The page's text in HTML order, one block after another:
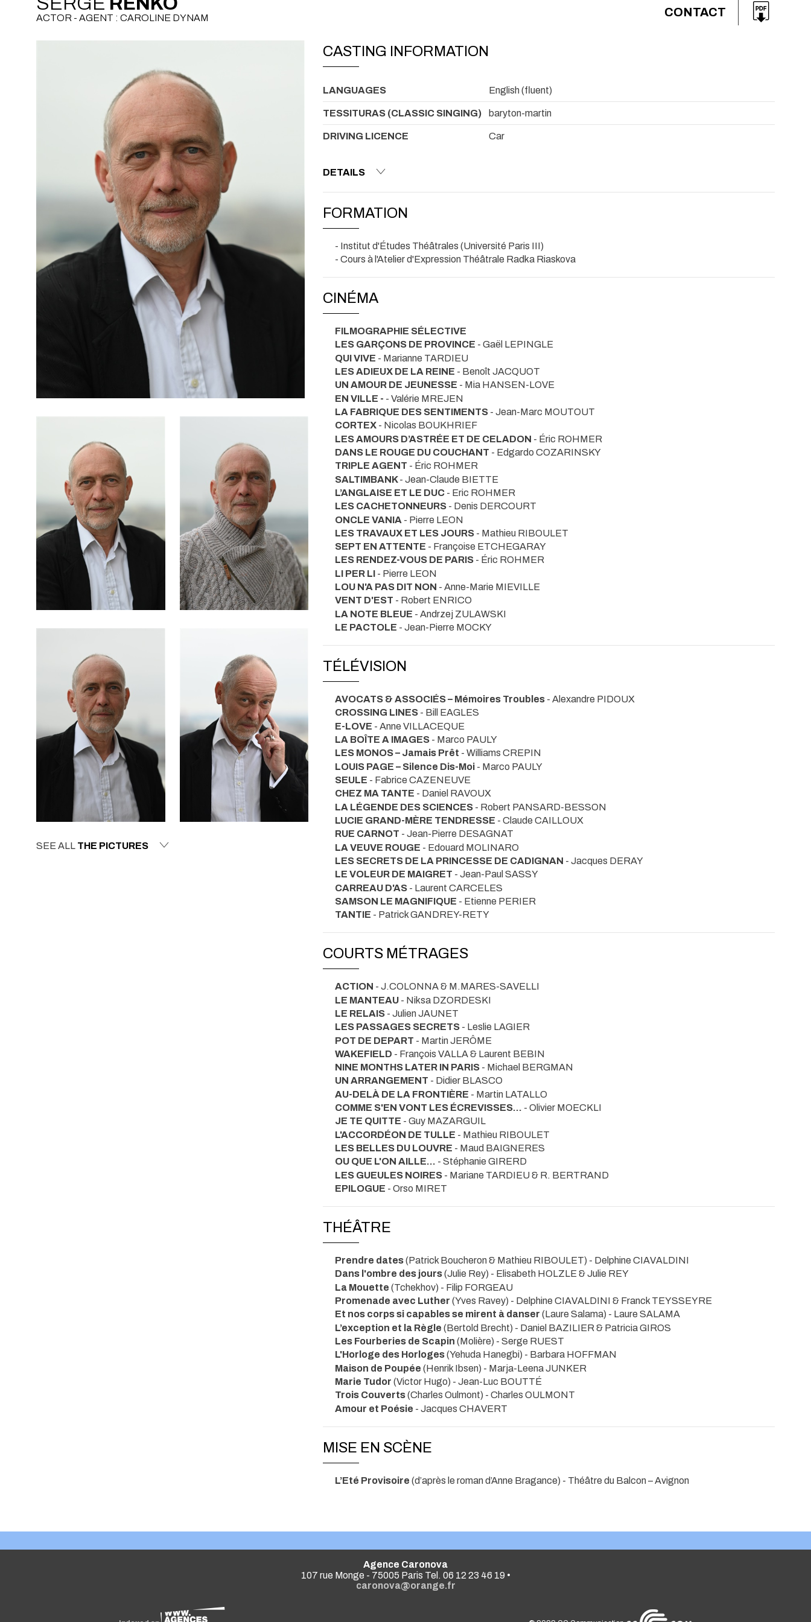
ACTOR - AGENT : CAROLINE DYNAM CONTACT
SEE ALL THE PICTURES
CASTING INFORMATION
LANGUAGES English (fluent)
TESSITURAS (CLASSIC SINGING) baryton-martin
DRIVING LICENCE Car
DETAILS
FORMATION
- Institut d'Études Théâtrales (Université Paris III)
- Cours à l'Atelier d'Expression Théâtrale Radka Riaskova
CINÉMA
FILMOGRAPHIE SÉLECTIVE
LES GARÇONS DE PROVINCE - Gaël LEPINGLE
QUI VIVE - Marianne TARDIEU
LES ADIEUX DE LA REINE - Benoît JACQUOT
UN AMOUR DE JEUNESSE - Mia HANSEN-LOVE
EN VILLE - - Valérie MREJEN
LA FABRIQUE DES SENTIMENTS - Jean-Marc MOUTOUT
CORTEX - Nicolas BOUKHRIEF
LES AMOURS D’ASTRÉE ET DE CELADON - Éric ROHMER
DANS LE ROUGE DU COUCHANT - Edgardo COZARINSKY
TRIPLE AGENT - Éric ROHMER
SALTIMBANK- Jean-Claude BIETTE
L’ANGLAISE ET LE DUC - Eric ROHMER
LES CACHETONNEURS - Denis DERCOURT
ONCLE VANIA - Pierre LEON
LES TRAVAUX ET LES JOURS - Mathieu RIBOULET
SEPT EN ATTENTE - Françoise ETCHEGARAY
LES RENDEZ-VOUS DE PARIS - Éric ROHMER
LI PER LI - Pierre LEON
LOU N'A PAS DIT NON - Anne-Marie MIEVILLE
VENT D'EST - Robert ENRICO
LA NOTE BLEUE - Andrzej ZULAWSKI
LE PACTOLE - Jean-Pierre MOCKY
TÉLÉVISION
AVOCATS & ASSOCIÉS – Mémoires Troubles - Alexandre PIDOUX
CROSSING LINES - Bill EAGLES
E-LOVE - Anne VILLACEQUE
LA BOÎTE A IMAGES - Marco PAULY
LES MONOS – Jamais Prêt - Williams CREPIN
LOUIS PAGE – Silence Dis-Moi - Marco PAULY
SEULE - Fabrice CAZENEUVE
CHEZ MA TANTE - Daniel RAVOUX
LA LÉGENDE DES SCIENCES - Robert PANSARD-BESSON
LUCIE GRAND-MÈRE TENDRESSE - Claude CAILLOUX
RUE CARNOT - Jean-Pierre DESAGNAT
LA VEUVE ROUGE - Edouard MOLINARO
LES SECRETS DE LA PRINCESSE DE CADIGNAN - Jacques DERAY
LE VOLEUR DE MAIGRET - Jean-Paul SASSY
CARREAU D'AS - Laurent CARCELES
SAMSON LE MAGNIFIQUE - Etienne PERIER
TANTIE - Patrick GANDREY-RETY
COURTS MÉTRAGES
ACTION - J.COLONNA & M.MARES-SAVELLI
LE MANTEAU - Niksa DZORDESKI
LE RELAIS - Julien JAUNET
LES PASSAGES SECRETS - Leslie LAGIER
POT DE DEPART - Martin JERÔME
WAKEFIELD - François VALLA & Laurent BEBIN
NINE MONTHS LATER IN PARIS - Michael BERGMAN
UN ARRANGEMENT - Didier BLASCO
AU-DELÀ DE LA FRONTIÈRE - Martin LATALLO
COMME S'EN VONT LES ÉCREVISSES... - Olivier MOECKLI
JE TE QUITTE - Guy MAZARGUIL
L'ACCORDÉON DE TULLE - Mathieu RIBOULET
LES BELLES DU LOUVRE - Maud BAIGNERES
OU QUE L'ON AILLE... - Stéphanie GIRERD
LES GUEULES NOIRES - Mariane TARDIEU & R. BERTRAND
EPILOGUE - Orso MIRET
THÉÂTRE
Prendre dates(Patrick Boucheron & Mathieu RIBOULET) - Delphine CIAVALDINI
Dans l'ombre des jours(Julie Rey) - Elisabeth HOLZLE & Julie REY
La Mouette (Tchekhov) - Filip FORGEAU
Promenade avec Luther (Yves Ravey) - Delphine CIAVALDINI & Franck TEYSSEYRE
Et nos corps si capables se mirent à danser (Laure Salama) - Laure SALAMA
L’exception et la Règle (Bertold Brecht) - Daniel BAZILIER & Patricia GIROS
Les Fourberies de Scapin (Molière) - Serge RUEST
L'Horloge des Horloges(Yehuda Hanegbi) - Barbara HOFFMAN
Maison de Poupée (Henrik Ibsen) - Marja-Leena JUNKER
Marie Tudor (Victor Hugo) - Jean-Luc BOUTTÉ
Trois Couverts(Charles Oulmont) - Charles OULMONT
Amour et Poésie - Jacques CHAVERT
MISE EN SCÈNE
L’Eté Provisoire (d’après le roman d’Anne Bragance) - Théâtre du Balcon – Avignon
Agence Caronova
107 rue Monge - 75005 Paris Tel. 06 12 23 46 19 •
caronova@orange.fr